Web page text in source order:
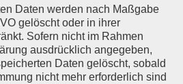
Daten werden nach Maßgabe
gelöscht oder in ihrer
Sofern nicht im Rahmen
ausdrücklich angegeben,
Daten gelöscht, sobald
nicht mehr erforderlich sind